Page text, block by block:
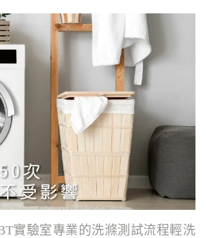
實驗室專業的洗滌測試流程輕洗